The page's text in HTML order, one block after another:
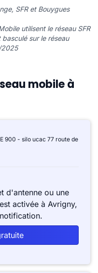
SFR et Bouygues
utilisent le réseau SFR
sur le réseau
2025
mobile à
900 - silo ucac 77 route de
d'antenne ou une
activée à Avrigny,